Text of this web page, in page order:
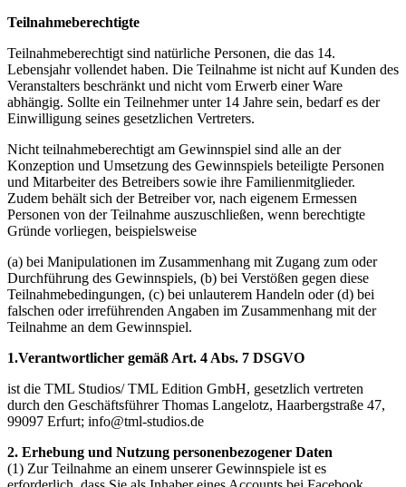
Teilnahmeberechtigte
Teilnahmeberechtigt sind natürliche Personen, die das 14.
Lebensjahr vollendet haben. Die Teilnahme ist nicht auf Kunden des
Veranstalters beschränkt und nicht vom Erwerb einer Ware
abhängig. Sollte ein Teilnehmer unter 14 Jahre sein, bedarf es der
Einwilligung seines gesetzlichen Vertreters.
Nicht teilnahmeberechtigt am Gewinnspiel sind alle an der
Konzeption und Umsetzung des Gewinnspiels beteiligte Personen
und Mitarbeiter des Betreibers sowie ihre Familienmitglieder.
Zudem behält sich der Betreiber vor, nach eigenem Ermessen
Personen von der Teilnahme auszuschließen, wenn berechtigte
Gründe vorliegen, beispielsweise
(a) bei Manipulationen im Zusammenhang mit Zugang zum oder
Durchführung des Gewinnspiels, (b) bei Verstößen gegen diese
Teilnahmebedingungen, (c) bei unlauterem Handeln oder (d) bei
falschen oder irreführenden Angaben im Zusammenhang mit der
Teilnahme an dem Gewinnspiel.
1.Verantwortlicher gemäß Art. 4 Abs. 7 DSGVO
ist die TML Studios/ TML Edition GmbH, gesetzlich vertreten
durch den Geschäftsführer Thomas Langelotz, Haarbergstraße 47,
99097 Erfurt; info@tml-studios.de
2. Erhebung und Nutzung personenbezogener Daten
(1) Zur Teilnahme an einem unserer Gewinnspiele ist es